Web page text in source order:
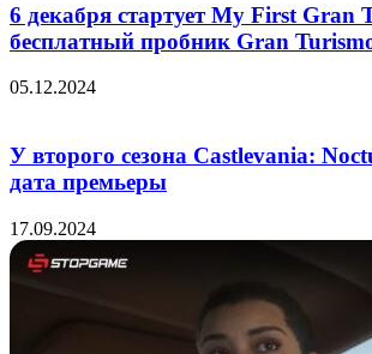
6 декабря стартует My First Gran
бесплатный пробник Gran
05.12.2024
У второго сезона Castlevania:
дата премьеры
17.09.2024